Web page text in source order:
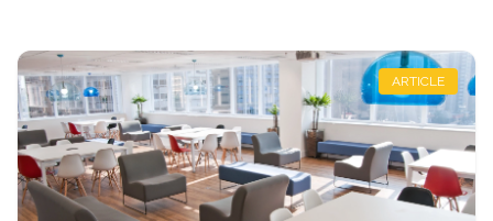
ARTICLE